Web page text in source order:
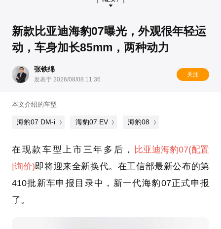
新款比亚迪海豹07曝光，外观很年轻运
动，车身加长85mm，两种动力
张铁绵
发表于 2026/08/08 11:36
关注
本文介绍的车型
海豹07 DM-i 海豹07 EV 海豹08
在现款车型上市三年多后， 比亚迪海豹07(配置
|询价)即将迎来全新换代。在工信部最新公布的第
410批新车申报目录中，新一代海豹07正式申报
了。